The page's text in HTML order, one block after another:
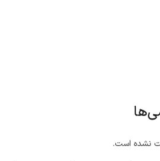
نشده است.